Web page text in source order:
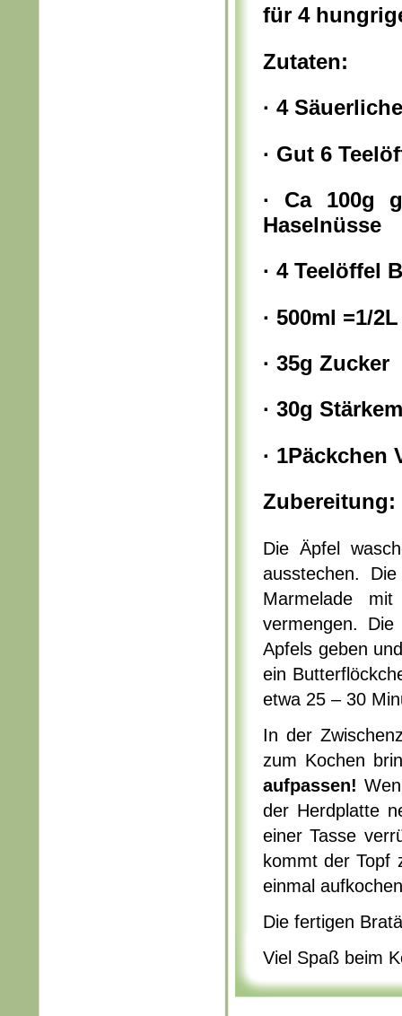
für 4
Zutaten:
· 4
· Gut 6
· Ca 100g
Haselnüsse
· 4 Teelöffel
· 500ml =1/
· 35g Zucker
· 30g
· 1Päckchen
Zubereitung:
Die Äpfel
ausstechen.
Marmelade
vermengen.
Apfels geben
ein
etwa 25 – 30
In der
zum Kochen
aufpassen!
der Herdplatte
einer Tasse
kommt der Topf
einmal
Die fertigen
Viel Spaß beim